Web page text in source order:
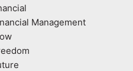
Management